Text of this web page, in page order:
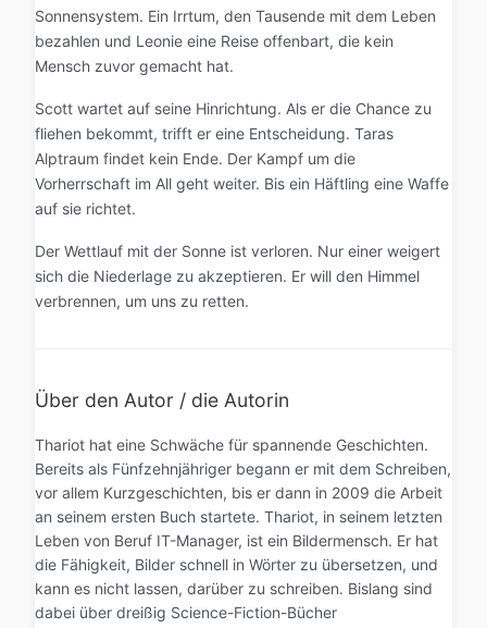
Sonnensystem. Ein Irrtum, den Tausende mit dem Leben
bezahlen und Leonie eine Reise offenbart, die kein
Mensch zuvor gemacht hat.
Scott wartet auf seine Hinrichtung. Als er die Chance zu
fliehen bekommt, trifft er eine Entscheidung. Taras
Alptraum findet kein Ende. Der Kampf um die
Vorherrschaft im All geht weiter. Bis ein Häftling eine Waffe
auf sie richtet.
Der Wettlauf mit der Sonne ist verloren. Nur einer weigert
sich die Niederlage zu akzeptieren. Er will den Himmel
verbrennen, um uns zu retten.
Über den Autor / die Autorin
Thariot hat eine Schwäche für spannende Geschichten.
Bereits als Fünfzehnjähriger begann er mit dem Schreiben,
vor allem Kurzgeschichten, bis er dann in 2009 die Arbeit
an seinem ersten Buch startete. Thariot, in seinem letzten
Leben von Beruf IT-Manager, ist ein Bildermensch. Er hat
die Fähigkeit, Bilder schnell in Wörter zu übersetzen, und
kann es nicht lassen, darüber zu schreiben. Bislang sind
dabei über dreißig Science-Fiction-Bücher